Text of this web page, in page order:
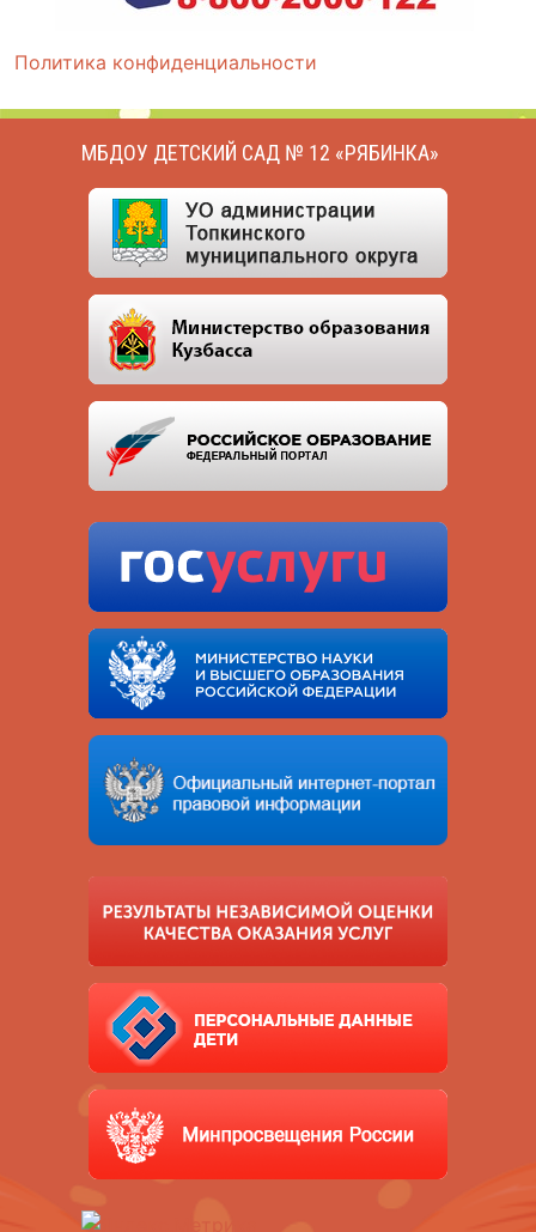
Политика конфиденциальности
МБДОУ ДЕТСКИЙ САД № 12 «РЯБИНКА»